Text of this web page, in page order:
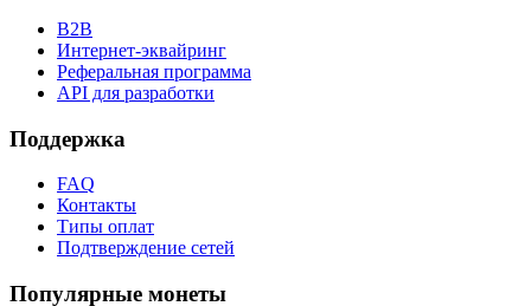
B2B
Интернет-эквайринг
Реферальная программа
API для разработки
Поддержка
FAQ
Контакты
Типы оплат
Подтверждение сетей
Популярные монеты